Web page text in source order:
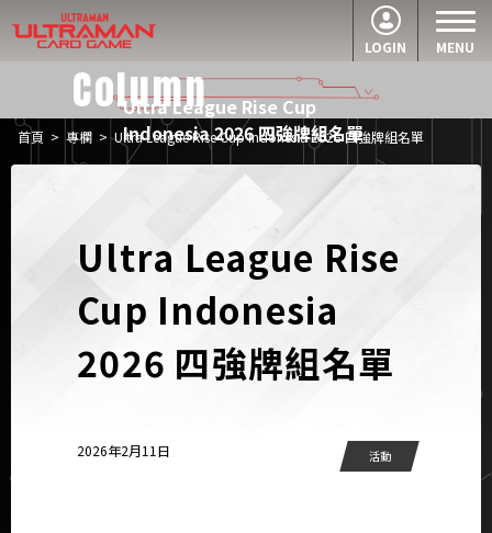
MENU
LOGIN
Column
Ultra League Rise Cup
Indonesia 2026 四強牌組名單
首頁 > 專欄 >Ultra League Rise Cup Indonesia 2026 四強牌組名單
Ultra League Rise
Cup Indonesia
2026 四強牌組名單
2026年2月11日 活動